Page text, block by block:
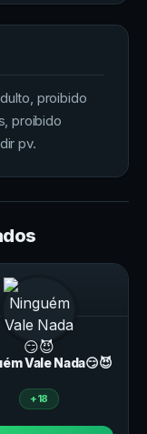
proibido
proibido
pv.
Vale Nada😏😈
+18